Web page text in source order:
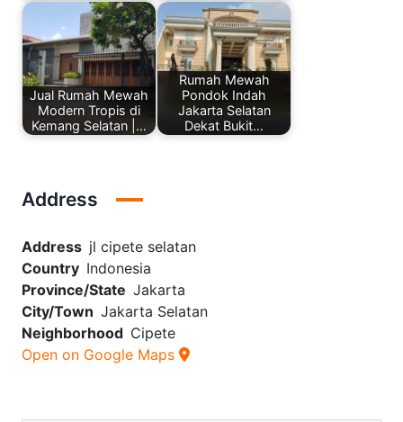
Jual Rumah Mewah
Modern Tropis di
Kemang Selatan |…
Rumah Mewah
Pondok Indah
Jakarta Selatan
Dekat Bukit…
Address
Address jl cipete selatan
Country Indonesia
Province/State Jakarta
City/Town Jakarta Selatan
Neighborhood Cipete
Open on Google Maps